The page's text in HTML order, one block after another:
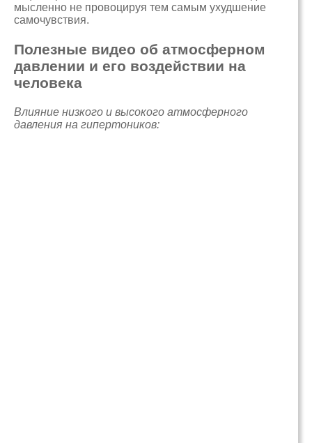
мысленно не провоцируя тем самым ухудшение
самочувствия.
Полезные видео об атмосферном
давлении и его воздействии на
человека
Влияние низкого и высокого атмосферного
давления на гипертоников: